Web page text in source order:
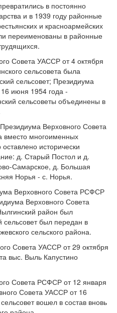
в постоянно
и в 1939 году районные
и красноармейских
переименованы в районные
Совета УАССР от 4 октября
сельсовета была
сельсовет; Президиума
июня 1954 года -
сельсоветы объединены в
Верховного Совета
вместо многоименных
исторически
д. Старый Постол и д.
Самарское, д. Большая
Норья - с. Норья.
Верховного Совета РСФСР
Верховного Совета
район был
был передан в
сельского района.
Совета УАССР от 29 октября
выс. Выль Капустино
Совета РСФСР от 12 января
Совета УАССР от 16
вошел в состав вновь